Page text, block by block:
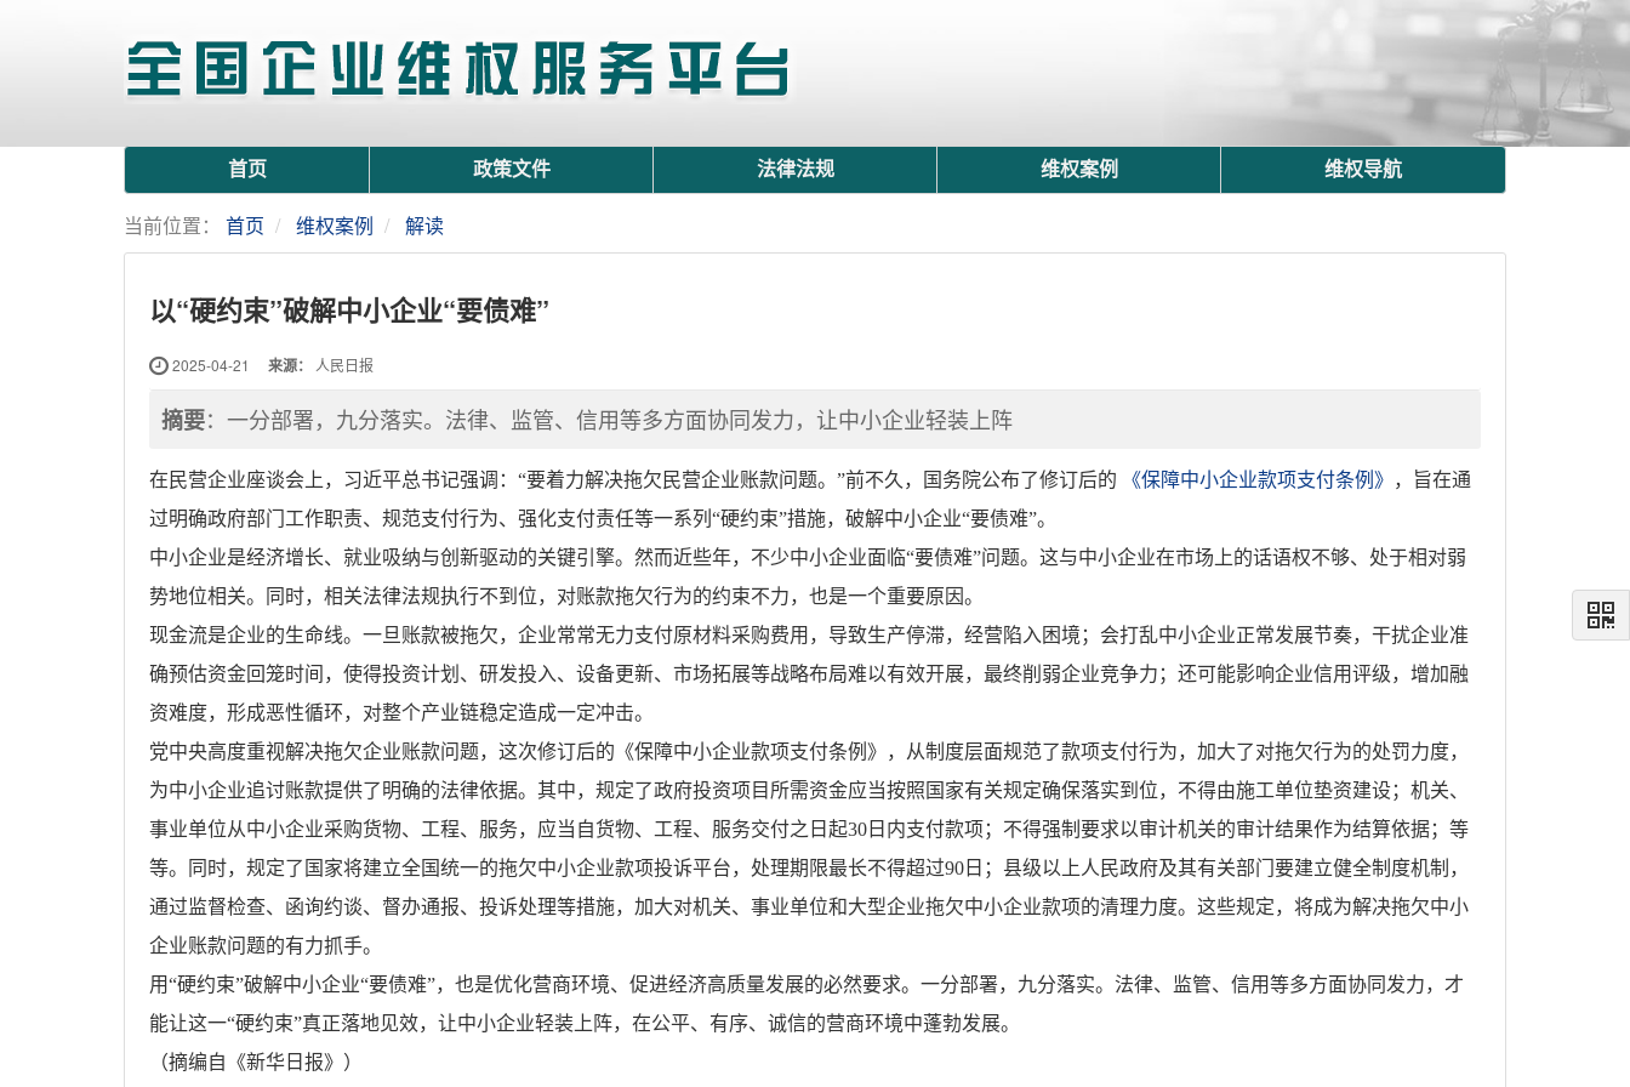
首页 政策文件 法律法规 维权案例 维权导航
当前位置： 首页 维权案例 解读
以“硬约束”破解中小企业“要债难”
2025-04-21 来源： 人民日报
摘要：一分部署，九分落实。法律、监管、信用等多方面协同发力，让中小企业轻装上阵
在民营企业座谈会上，习近平总书记强调：“要着力解决拖欠民营企业账款问题。”前不久，国务院公布了修订后的 《保障中小企业款项支付条例》 ，旨在通
过明确政府部门工作职责、规范支付行为、强化支付责任等一系列“硬约束”措施，破解中小企业“要债难”。
中小企业是经济增长、就业吸纳与创新驱动的关键引擎。然而近些年，不少中小企业面临“要债难”问题。这与中小企业在市场上的话语权不够、处于相对弱
势地位相关。同时，相关法律法规执行不到位，对账款拖欠行为的约束不力，也是一个重要原因。
现金流是企业的生命线。一旦账款被拖欠，企业常常无力支付原材料采购费用，导致生产停滞，经营陷入困境；会打乱中小企业正常发展节奏，干扰企业准
确预估资金回笼时间，使得投资计划、研发投入、设备更新、市场拓展等战略布局难以有效开展，最终削弱企业竞争力；还可能影响企业信用评级，增加融
资难度，形成恶性循环，对整个产业链稳定造成一定冲击。
党中央高度重视解决拖欠企业账款问题，这次修订后的《保障中小企业款项支付条例》，从制度层面规范了款项支付行为，加大了对拖欠行为的处罚力度，
为中小企业追讨账款提供了明确的法律依据。其中，规定了政府投资项目所需资金应当按照国家有关规定确保落实到位，不得由施工单位垫资建设；机关、
事业单位从中小企业采购货物、工程、服务，应当自货物、工程、服务交付之日起30日内支付款项；不得强制要求以审计机关的审计结果作为结算依据；等
等。同时，规定了国家将建立全国统一的拖欠中小企业款项投诉平台，处理期限最长不得超过90日；县级以上人民政府及其有关部门要建立健全制度机制，
通过监督检查、函询约谈、督办通报、投诉处理等措施，加大对机关、事业单位和大型企业拖欠中小企业款项的清理力度。这些规定，将成为解决拖欠中小
企业账款问题的有力抓手。
用“硬约束”破解中小企业“要债难”，也是优化营商环境、促进经济高质量发展的必然要求。一分部署，九分落实。法律、监管、信用等多方面协同发力，才
能让这一“硬约束”真正落地见效，让中小企业轻装上阵，在公平、有序、诚信的营商环境中蓬勃发展。
（摘编自《新华日报》）